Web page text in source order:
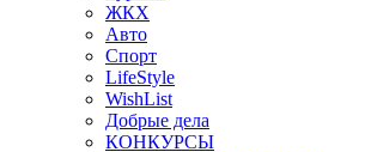
ЖКХ
Авто
Спорт
LifeStyle
WishList
Добрые дела
КОНКУРСЫ